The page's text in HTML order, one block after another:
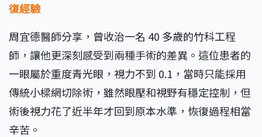
復經驗
周宜德醫師分享，曾收治一名 40 多歲的竹科工程
師，讓他更深刻感受到兩種手術的差異。這位患者的
一眼屬於重度青光眼，視力不到 0.1，當時只能採用
傳統小樑網切除術，雖然眼壓和視野有穩定控制，但
術後視力花了近半年才回到原本水準，恢復過程相當
辛苦。